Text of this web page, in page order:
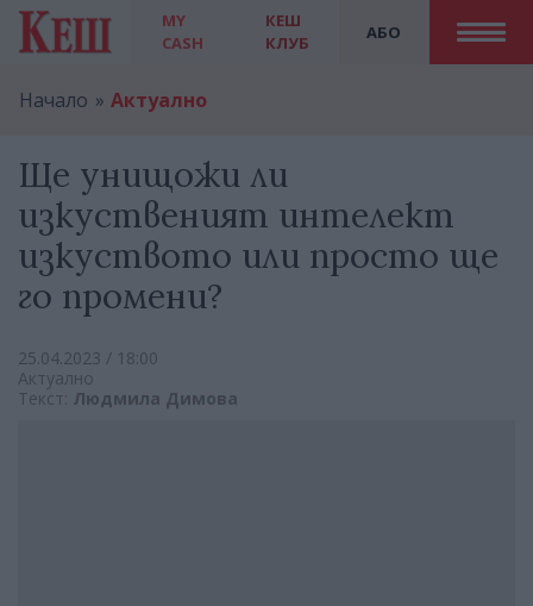
MY
CASH
АБО
КЕШ
КЛУБ
Начало Актуално
Ще унищожи ли
изкуственият интелект
изкуството или просто ще
го промени?
25.04.2023 / 18:00
Актуално
Текст: Людмила Димова